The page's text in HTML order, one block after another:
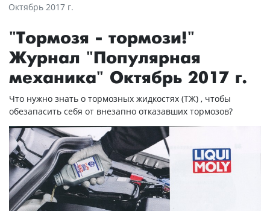
Октябрь 2017 г.
"Тормозя - тормози!"
Журнал "Популярная
механика" Октябрь 2017 г.
Что нужно знать о тормозных жидкостях (ТЖ) , чтобы
обезапасить себя от внезапно отказавших тормозов?